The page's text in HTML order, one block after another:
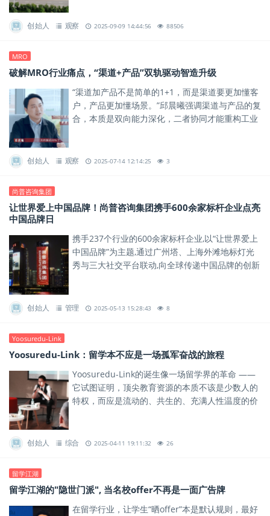
创始人 观察 2025-09-09 14:44:56 88506
MRO
破解MRO行业痛点，“渠道+产品”双轨驱动智造升级
“渠道加产品不是简单的1+1，而是渠道要更加懂客
户，产品更加懂场景。”邱晨曦强调渠道与产品的复
合，本质是双向能力深化，二者协同才能重构工业
创始人 观察 2025-07-14 12:14:25 3
尚普咨询集团
让世界爱上中国品牌！尚普咨询集团携手600余家标杆企业点亮
中国品牌日
携手237个行业的600余家标杆企业,以“让世界爱上
中国品牌”为主题,通过广州塔、上海外滩地标灯光
秀与三大社交平台联动,向全球传递中国品牌的创新
创始人 管理 2025-05-13 15:28:43 8
Yoosuredu-Link
Yoosuredu-Link：留学本不应是一场孤军奋战的旅程
Yoosuredu-Link的诞生像一场留学界的革命 ——
它试图证明，顶尖教育资源的本质不该是少数人的
特权，而应是流动的、共生的、充满人性温度的价
创始人 综合 2025-04-11 19:11:32 26
留学江湖
留学江湖的"隐世门派", 当名校offer不再是一面广告牌
在留学行业，让学生“晒offer”本是默认规则，最好